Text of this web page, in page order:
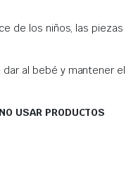
de los niños, las piezas
al bebé y mantener el
NO USAR PRODUCTOS